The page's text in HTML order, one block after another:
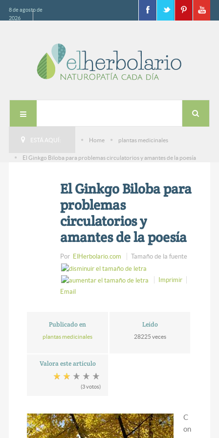
8 de agosto de
2026
ESTÁ AQUÍ: Home plantas medicinales
El Ginkgo Biloba para problemas circulatorios y amantes de la poesía
El Ginkgo Biloba para
problemas
circulatorios y
amantes de la poesía
Por ElHerbolario.com Tamaño de la fuente
Imprimir
Email
Publicado en
plantas medicinales
Leído
28225 veces
Valora este artículo
(3 votos)
C
on